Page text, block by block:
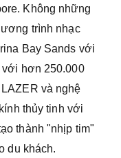
Không những
trình nhạc
Bay Sands với
với hơn 250.000
và nghệ
thủy tinh với
thành "nhịp tim"
du khách.